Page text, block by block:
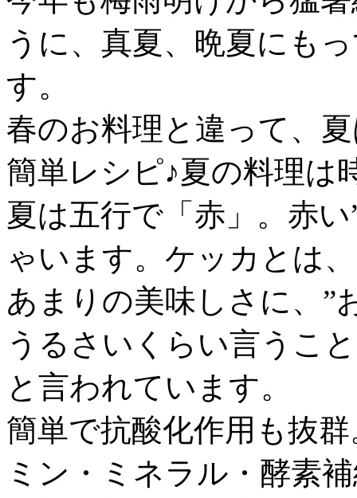
うに、真夏、晩夏にも
す。
春のお料理と違って、
簡単レシピ♪夏の料理は
夏は五行で「赤」。赤
ゃいます。ケッカとは
あまりの美味しさに、”
うるさいくらい言うこ
と言われています。
簡単で抗酸化作用も抜
ミン・ミネラル・酵素